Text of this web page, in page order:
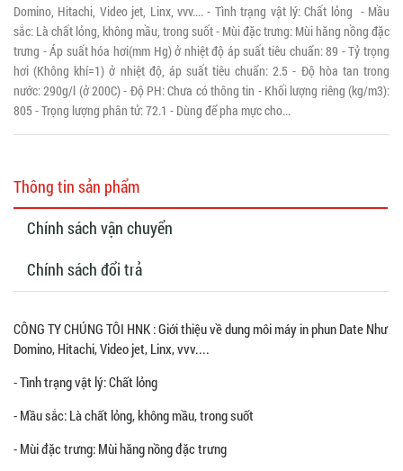
Domino, Hitachi, Video jet, Linx, vvv.... - Tình trạng vật lý: Chất lỏng - Mầu
sắc: Là chất lỏng, không mầu, trong suốt - Mùi đặc trưng: Mùi hăng nồng đặc
trưng - Áp suất hóa hơi(mm Hg) ở nhiệt độ áp suất tiêu chuẩn: 89 - Tỷ trọng
hơi (Không khí=1) ở nhiệt độ, áp suất tiêu chuẩn: 2.5 - Độ hòa tan trong
nước: 290g/l (ở 200C) - Độ PH: Chưa có thông tin - Khối lượng riêng (kg/m3):
805 - Trọng lượng phân tử: 72.1 - Dùng để pha mực cho...
Thông tin sản phẩm
Chính sách vận chuyển
Chính sách đổi trả
CÔNG TY CHÚNG TÔI HNK : Giới thiệu về dung môi máy in phun Date Như
Domino, Hitachi, Video jet, Linx, vvv....
- Tình trạng vật lý: Chất lỏng
- Mầu sắc: Là chất lỏng, không mầu, trong suốt
- Mùi đặc trưng: Mùi hăng nồng đặc trưng